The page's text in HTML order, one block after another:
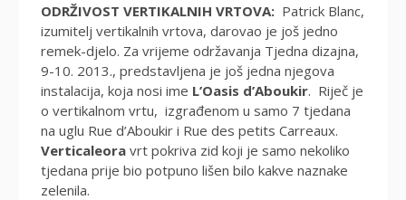
ODRŽIVOST VERTIKALNIH VRTOVA: Patrick Blanc,
izumitelj vertikalnih vrtova, darovao je još jedno
remek-djelo. Za vrijeme održavanja Tjedna dizajna,
9-10. 2013., predstavljena je još jedna njegova
instalacija, koja nosi ime L’Oasis d’Aboukir. Riječ je
o vertikalnom vrtu, izgrađenom u samo 7 tjedana
na uglu Rue d’Aboukir i Rue des petits Carreaux.
Verticaleora vrt pokriva zid koji je samo nekoliko
tjedana prije bio potpuno lišen bilo kakve naznake
zelenila.